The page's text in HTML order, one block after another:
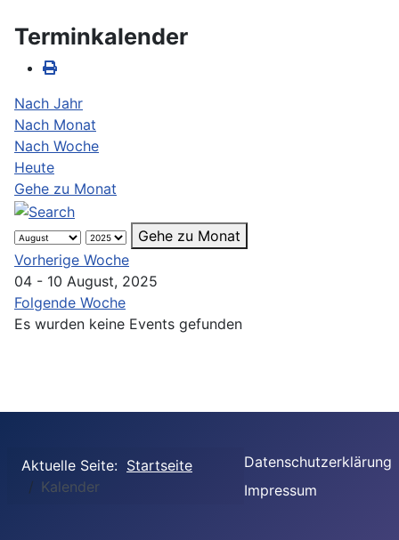
Terminkalender
Nach Jahr
Nach Monat
Nach Woche
Heute
Gehe zu Monat
Gehe zu Monat
Vorherige Woche
04 - 10 August, 2025
Folgende Woche
Es wurden keine Events gefunden
Aktuelle Seite: Startseite
Kalender
Datenschutzerklärung
Impressum